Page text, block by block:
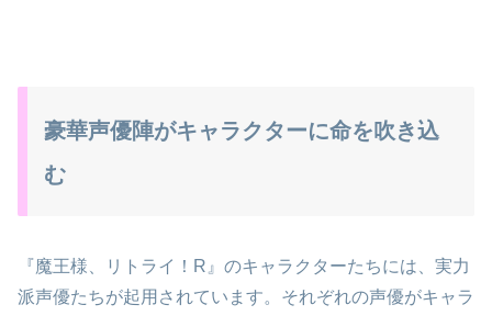
豪華声優陣がキャラクターに命を吹き込
む
『魔王様、リトライ！R』のキャラクターたちには、実力
派声優たちが起用されています。それぞれの声優がキャラ